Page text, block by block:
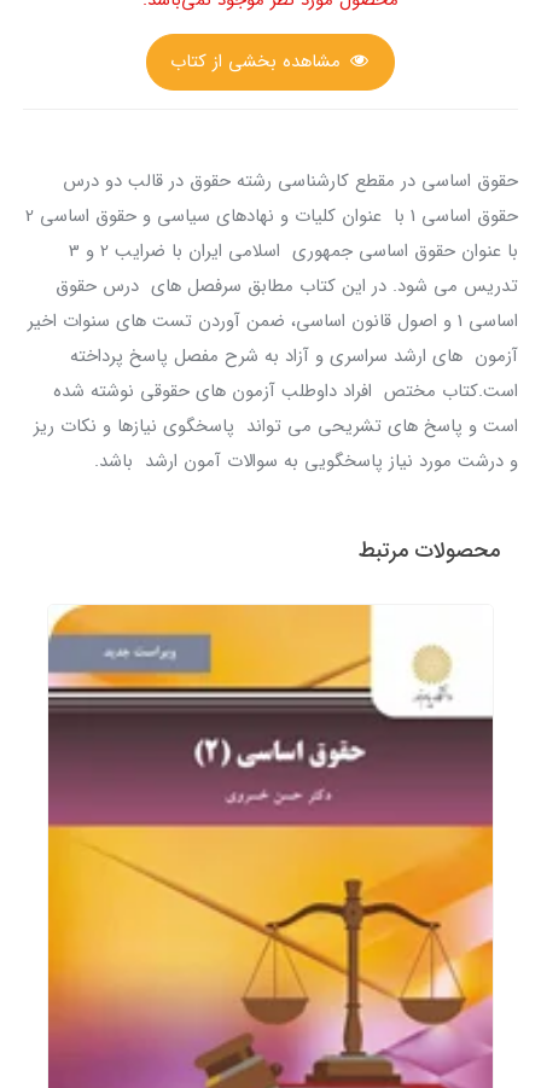
مشاهده بخشی از کتاب
حقوق اساسی در مقطع کارشناسی رشته حقوق در قالب دو درس
حقوق اساسی 1 با عنوان کلیات و نهادهای سیاسی و حقوق اساسی 2
با عنوان حقوق اساسی جمهوری اسلامی ایران با ضرایب 2 و 3
تدریس می شود. در این کتاب مطابق سرفصل های درس حقوق
اساسی 1 و اصول قانون اساسی، ضمن آوردن تست های سنوات اخیر
آزمون های ارشد سراسری و آزاد به شرح مفصل پاسخ پرداخته
است.کتاب مختص افراد داوطلب آزمون های حقوقی نوشته شده
است و پاسخ های تشریحی می تواند پاسخگوی نیازها و نکات ریز
و درشت مورد نیاز پاسخگویی به سوالات آمون ارشد باشد.
محصولات مرتبط